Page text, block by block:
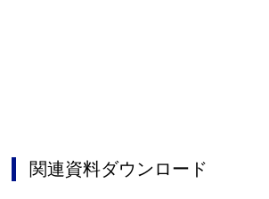
関連資料ダウンロード